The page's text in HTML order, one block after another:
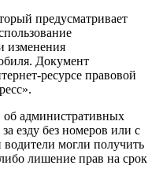
предусматривает
изменения
Документ
ресурсе правовой
административных
езду без номеров или с
могли получить
лишение прав на срок